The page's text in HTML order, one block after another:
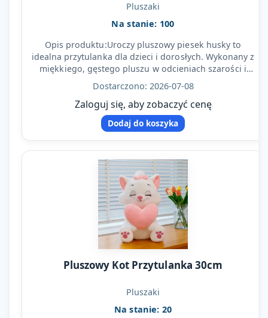
Pluszaki
Na stanie: 100
Opis produktu:Uroczy pluszowy piesek husky to
idealna przytulanka dla dzieci i dorosłych. Wykonany z
miękkiego, gęstego pluszu w odcieniach szarości i
bieli, z…
Dostarczono: 2026-07-08
Zaloguj się, aby zobaczyć cenę
Dodaj do koszyka
Pluszowy Kot Przytulanka 30cm
Pluszaki
Na stanie: 20